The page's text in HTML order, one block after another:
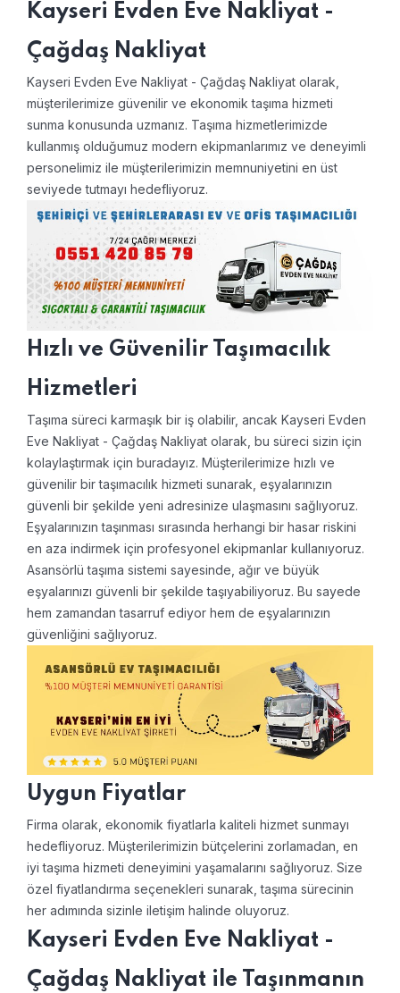
Kayseri Evden Eve Nakliyat -
Çağdaş Nakliyat
Kayseri Evden Eve Nakliyat - Çağdaş Nakliyat olarak,
müşterilerimize güvenilir ve ekonomik taşıma hizmeti
sunma konusunda uzmanız. Taşıma hizmetlerimizde
kullanmış olduğumuz modern ekipmanlarımız ve deneyimli
personelimiz ile müşterilerimizin memnuniyetini en üst
seviyede tutmayı hedefliyoruz.
Hızlı ve Güvenilir Taşımacılık
Hizmetleri
Taşıma süreci karmaşık bir iş olabilir, ancak Kayseri Evden
Eve Nakliyat - Çağdaş Nakliyat olarak, bu süreci sizin için
kolaylaştırmak için buradayız. Müşterilerimize hızlı ve
güvenilir bir taşımacılık hizmeti sunarak, eşyalarınızın
güvenli bir şekilde yeni adresinize ulaşmasını sağlıyoruz.
Eşyalarınızın taşınması sırasında herhangi bir hasar riskini
en aza indirmek için profesyonel ekipmanlar kullanıyoruz.
Asansörlü taşıma sistemi sayesinde, ağır ve büyük
eşyalarınızı güvenli bir şekilde taşıyabiliyoruz. Bu sayede
hem zamandan tasarruf ediyor hem de eşyalarınızın
güvenliğini sağlıyoruz.
Uygun Fiyatlar
Firma olarak, ekonomik fiyatlarla kaliteli hizmet sunmayı
hedefliyoruz. Müşterilerimizin bütçelerini zorlamadan, en
iyi taşıma hizmeti deneyimini yaşamalarını sağlıyoruz. Size
özel fiyatlandırma seçenekleri sunarak, taşıma sürecinin
her adımında sizinle iletişim halinde oluyoruz.
Kayseri Evden Eve Nakliyat -
Çağdaş Nakliyat ile Taşınmanın